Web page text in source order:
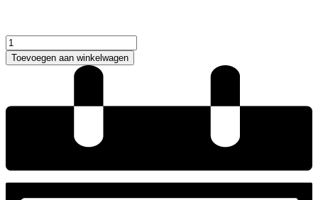
Modeca
Galaxy
Trouwjurk
Toevoegen aan winkelwagen